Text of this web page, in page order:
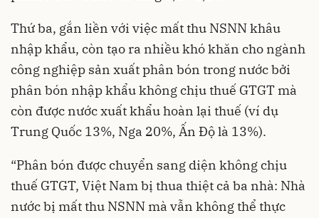
Thứ ba, gắn liền với việc mất thu NSNN khâu
nhập khẩu, còn tạo ra nhiều khó khăn cho ngành
công nghiệp sản xuất phân bón trong nước bởi
phân bón nhập khẩu không chịu thuế GTGT mà
còn được nước xuất khẩu hoàn lại thuế (ví dụ
Trung Quốc 13%, Nga 20%, Ấn Độ là 13%).
“Phân bón được chuyển sang diện không chịu
thuế GTGT, Việt Nam bị thua thiệt cả ba nhà: Nhà
nước bị mất thu NSNN mà vẫn không thể thực